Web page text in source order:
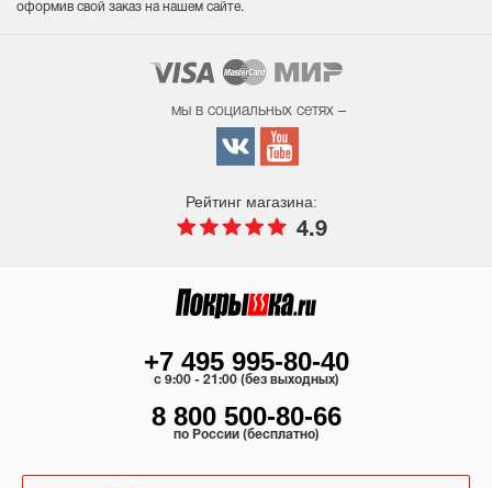
оформив свой заказ на нашем сайте.
мы в социальных сетях –
Рейтинг магазина:
4.9
+7 495 995-80-40
c 9:00 - 21:00 (без выходных)
8 800 500-80-66
по России (бесплатно)